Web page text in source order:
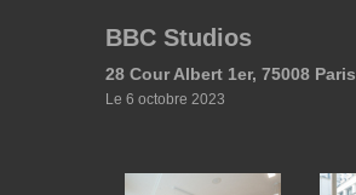
BBC Studios
28 Cour Albert 1er, 75008 Paris
Le 6 octobre 2023